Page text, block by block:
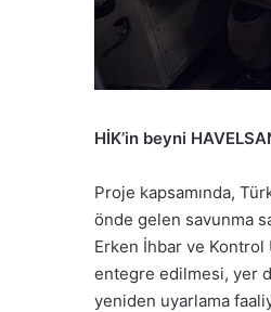
HİK’in beyni
Proje kapsamında,
önde gelen savunma
Erken İhbar ve Kontrol
entegre edilmesi, yer
yeniden uyarlama